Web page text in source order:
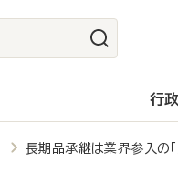
行
長期品承継は業界参入の